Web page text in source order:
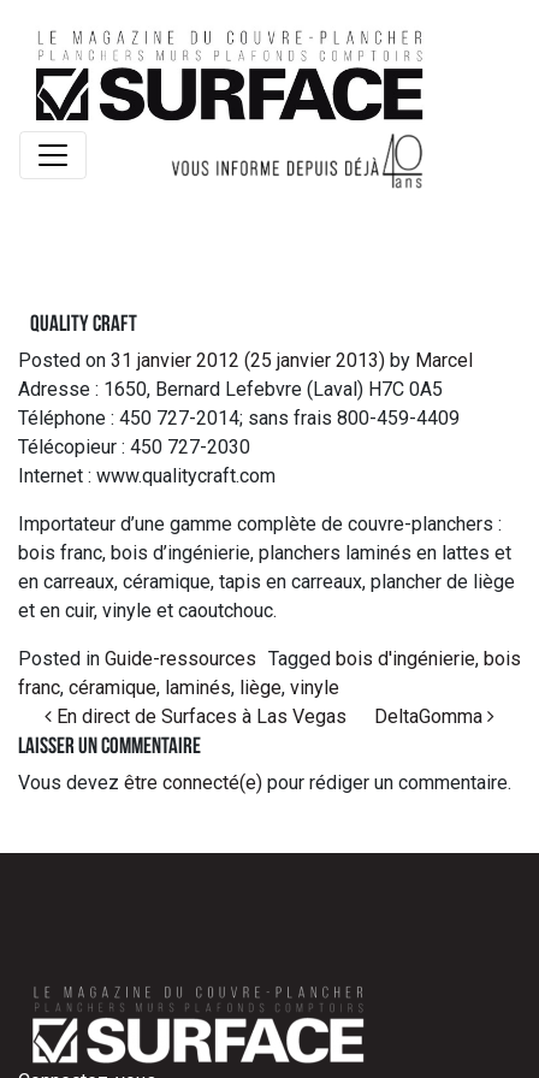
Quality Craft
Posted on 31 janvier 2012 (25 janvier 2013) by Marcel
Adresse : 1650, Bernard Lefebvre (Laval) H7C 0A5
Téléphone : 450 727-2014; sans frais 800-459-4409
Télécopieur : 450 727-2030
Internet : www.qualitycraft.com
Importateur d’une gamme complète de couvre-planchers :
bois franc, bois d’ingénierie, planchers laminés en lattes et
en carreaux, céramique, tapis en carreaux, plancher de liège
et en cuir, vinyle et caoutchouc.
Posted in Guide-ressources Tagged bois d'ingénierie, bois
franc, céramique, laminés, liège, vinyle
Post navigation
En direct de Surfaces à Las Vegas DeltaGomma
Laisser un commentaire
Vous devez être connecté(e) pour rédiger un commentaire.